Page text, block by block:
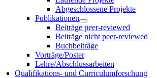
Abgeschlossene Projekte
Publikationen
Beiträge peer-reviewed
Beiträge nicht peer-reviewed
Buchbeiträge
Vorträge/Poster
Lehre/Abschlussarbeiten
Qualifikations- und Curriculumforschung